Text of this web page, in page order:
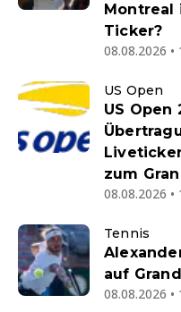
Montreal
Ticker?
08.08.2026 •
US Open
US Open
zum
08.08.2026 •
Tennis
auf
08.08.2026 •